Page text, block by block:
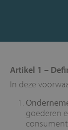
Artikel 1 –
In deze
goederen